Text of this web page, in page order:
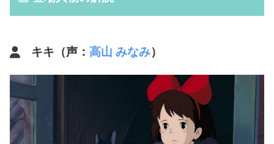
キキ（声： 高山 みなみ）